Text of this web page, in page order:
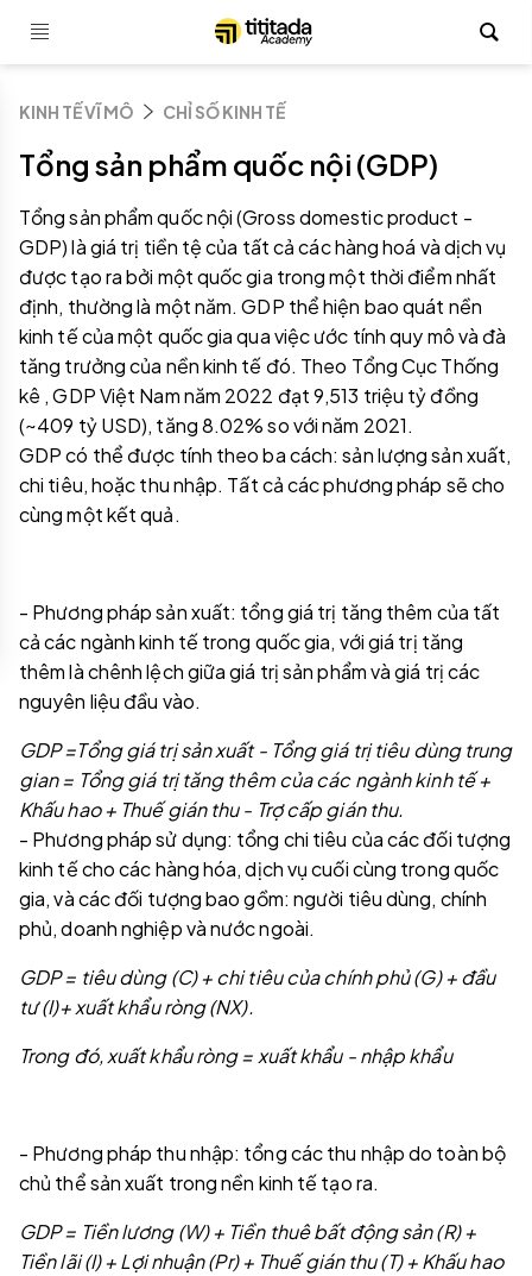
KINH TẾ VĨ MÔ CHỈ SỐ KINH TẾ
Tổng sản phẩm quốc nội (GDP)
Tổng sản phẩm quốc nội (Gross domestic product -
GDP) là giá trị tiền tệ của tất cả các hàng hoá và dịch vụ
được tạo ra bởi một quốc gia trong một thời điểm nhất
định, thường là một năm. GDP thể hiện bao quát nền
kinh tế của một quốc gia qua việc ước tính quy mô và đà
tăng trưởng của nền kinh tế đó. Theo Tổng Cục Thống
kê , GDP Việt Nam năm 2022 đạt 9,513 triệu tỷ đồng
(~409 tỷ USD), tăng 8.02% so với năm 2021.
GDP có thể được tính theo ba cách: sản lượng sản xuất,
chi tiêu, hoặc thu nhập. Tất cả các phương pháp sẽ cho
cùng một kết quả.
- Phương pháp sản xuất: tổng giá trị tăng thêm của tất
cả các ngành kinh tế trong quốc gia, với giá trị tăng
thêm là chênh lệch giữa giá trị sản phẩm và giá trị các
nguyên liệu đầu vào.
GDP =Tổng giá trị sản xuất - Tổng giá trị tiêu dùng trung
gian = Tổng giá trị tăng thêm của các ngành kinh tế +
Khấu hao + Thuế gián thu - Trợ cấp gián thu.
- Phương pháp sử dụng: tổng chi tiêu của các đối tượng
kinh tế cho các hàng hóa, dịch vụ cuối cùng trong quốc
gia, và các đối tượng bao gồm: người tiêu dùng, chính
phủ, doanh nghiệp và nước ngoài.
GDP = tiêu dùng (C) + chi tiêu của chính phủ (G) + đầu
tư (I)+ xuất khẩu ròng (NX).
Trong đó, xuất khẩu ròng = xuất khẩu - nhập khẩu
- Phương pháp thu nhập: tổng các thu nhập do toàn bộ
chủ thể sản xuất trong nền kinh tế tạo ra.
GDP = Tiền lương (W) + Tiền thuê bất động sản (R) +
Tiền lãi (I) + Lợi nhuận (Pr) + Thuế gián thu (T) + Khấu hao